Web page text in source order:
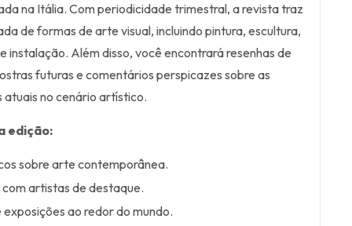
na Itália. Com periodicidade trimestral, a revista traz
de formas de arte visual, incluindo pintura, escultura,
Além disso, você encontrará resenhas de
futuras e comentários perspicazes sobre as
no cenário artístico.
edição:
sobre arte contemporânea.
artistas de destaque.
exposições ao redor do mundo.